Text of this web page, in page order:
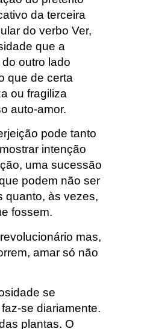
da terceira
do verbo Ver,
que a
outro lado
que de certa
ou fragiliza
auto-amor.
pode tanto
intenção
uma sucessão
podem não ser
quanto, às vezes,
fossem.
mas,
amar só não
se
se diariamente.
plantas. O